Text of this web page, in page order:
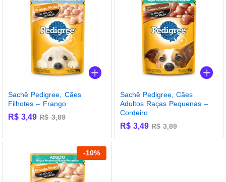
Sachê Pedigree, Cães
Filhotes – Frango
R$ 3,49 R$3,89
Sachê Pedigree, Cães
Adultos Raças Pequenas –
Cordeiro
R$3,49 R$3,89
-10%